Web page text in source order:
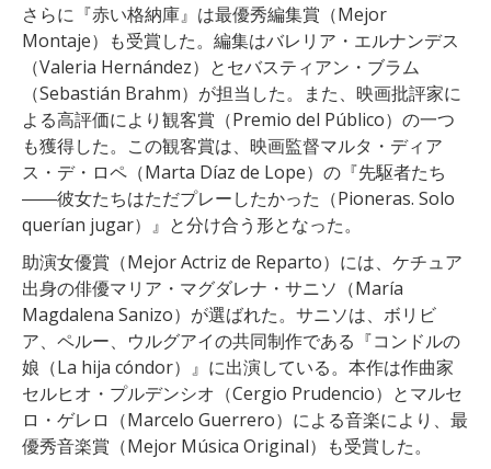
さらに『赤い格納庫』は最優秀編集賞（Mejor
Montaje）も受賞した。編集はバレリア・エルナンデス
（Valeria Hernández）とセバスティアン・ブラム
（Sebastián Brahm）が担当した。また、映画批評家に
よる高評価により観客賞（Premio del Público）の一つ
も獲得した。この観客賞は、映画監督マルタ・ディア
ス・デ・ロペ（Marta Díaz de Lope）の『先駆者たち
――彼女たちはただプレーしたかった（Pioneras. Solo
querían jugar）』と分け合う形となった。
助演女優賞（Mejor Actriz de Reparto）には、ケチュア
出身の俳優マリア・マグダレナ・サニソ（María
Magdalena Sanizo）が選ばれた。サニソは、ボリビ
ア、ペルー、ウルグアイの共同制作である『コンドルの
娘（La hija cóndor）』に出演している。本作は作曲家
セルヒオ・プルデンシオ（Cergio Prudencio）とマルセ
ロ・ゲレロ（Marcelo Guerrero）による音楽により、最
優秀音楽賞（Mejor Música Original）も受賞した。